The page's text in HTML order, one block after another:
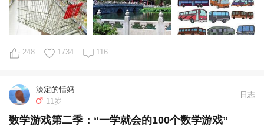
248 1734 116
淡定的恬妈
11岁
日志
数学游戏第二季：“一学就会的100个数学游戏”